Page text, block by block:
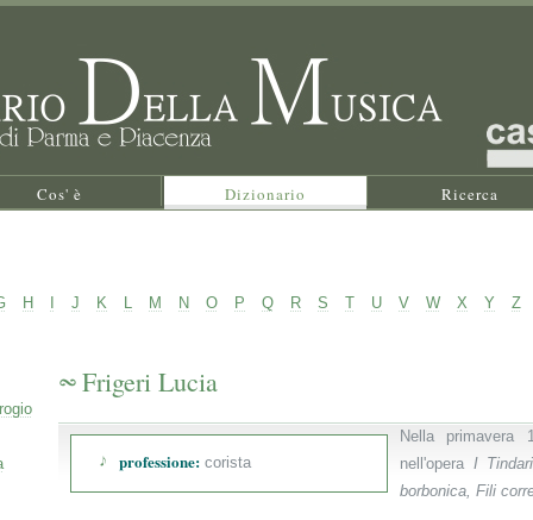
Cos' è Dizionario Ricerca
H J K L M N O P Q R S T U V W X Y
Z
Frigeri Lucia
professione: corista
Nella primavera
nell'opera I
borbonica, Fili